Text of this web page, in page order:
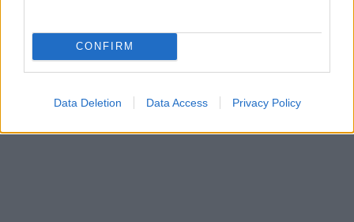
CONFIRM
Data Deletion Data Access Privacy Policy
«Εγώ είμαι η ανάπηρη, αυτοί είναι οι μ***ες» –
Η Maria Rolls χωρίς φίλτρο
Περδίκι